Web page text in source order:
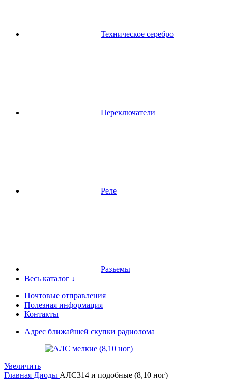
Техническое серебро
Переключатели
Реле
Разъемы
Весь каталог ↓
Почтовые отправления
Полезная информация
Контакты
Адрес ближайшей скупки радиолома
Увеличить
Главная Диоды АЛС314 и подобные (8,10 ног)